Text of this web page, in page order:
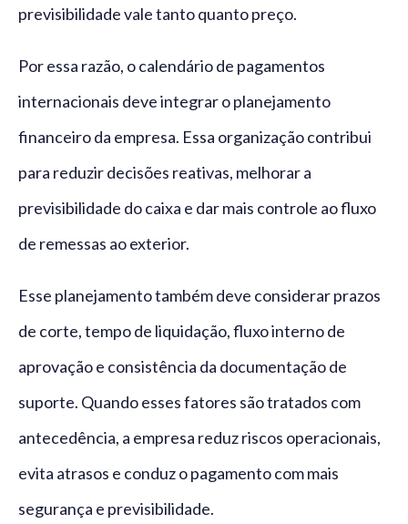
previsibilidade vale tanto quanto preço.
Por essa razão, o calendário de pagamentos
internacionais deve integrar o planejamento
financeiro da empresa. Essa organização contribui
para reduzir decisões reativas, melhorar a
previsibilidade do caixa e dar mais controle ao fluxo
de remessas ao exterior.
Esse planejamento também deve considerar prazos
de corte, tempo de liquidação, fluxo interno de
aprovação e consistência da documentação de
suporte. Quando esses fatores são tratados com
antecedência, a empresa reduz riscos operacionais,
evita atrasos e conduz o pagamento com mais
segurança e previsibilidade.